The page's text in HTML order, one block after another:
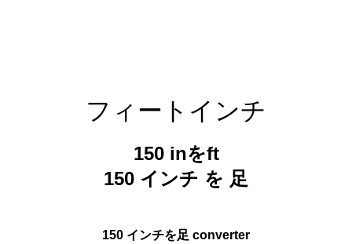
フィートインチ
150 inをft
150 インチ を 足
150 インチを足 converter